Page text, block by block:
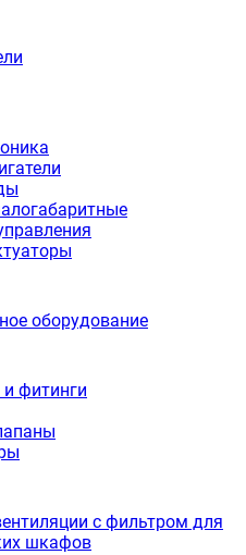
оборудование
фитинги
с фильтром для
шкафов